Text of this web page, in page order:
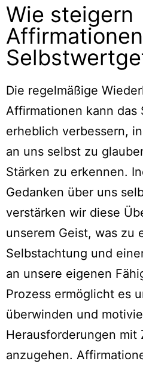
Wie steigern
Die regelmäßige
Affirmationen kann das
erheblich verbessern,
an uns selbst zu
Stärken zu erkennen.
Gedanken über uns
verstärken wir diese
unserem Geist, was zu
Selbstachtung und
an unsere eigenen
Prozess ermöglicht es
überwinden und
Herausforderungen mit
anzugehen.